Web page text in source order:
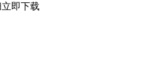
即下载